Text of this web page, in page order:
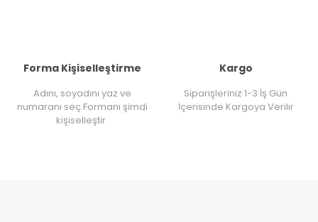
Forma Kişiselleştirme
Adını, soyadını yaz ve
numaranı seç Formanı şimdi
kişiselleştir.
Kargo
Siparişleriniz 1-3 İş Gün
İçerisinde Kargoya Verilir